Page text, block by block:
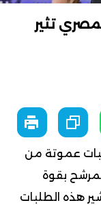
تثير
عموتة من
بقوة
هذه الطلبات